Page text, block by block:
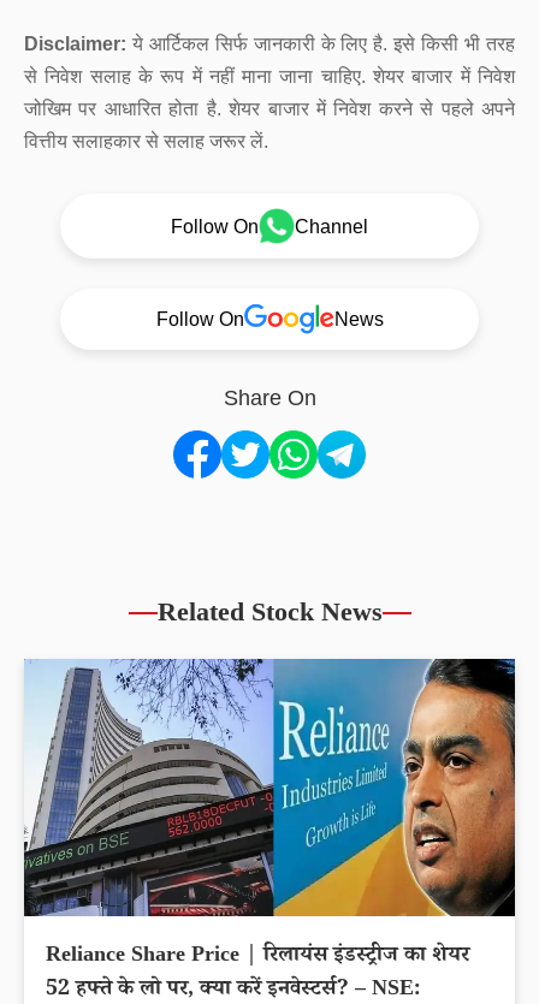
Disclaimer: ये आर्टिकल सिर्फ जानकारी के लिए है. इसे किसी भी तरह
से निवेश सलाह के रूप में नहीं माना जाना चाहिए. शेयर बाजार में निवेश
जोखिम पर आधारित होता है. शेयर बाजार में निवेश करने से पहले अपने
वित्तीय सलाहकार से सलाह जरूर लें.
Follow On Channel
Follow On News
Share On
Related Stock News
Reliance Share Price | रिलायंस इंडस्ट्रीज का शेयर
52 हफ्ते के लो पर, क्या करें इनवेस्टर्स? – NSE: